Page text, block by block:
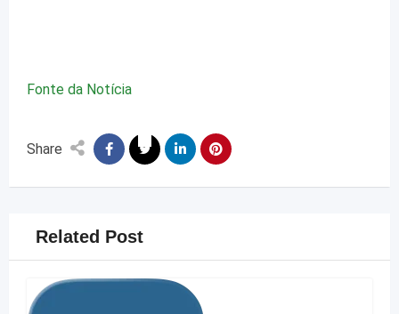
Fonte da Notícia
Share
Related Post